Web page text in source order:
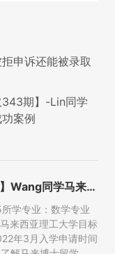
申诉还能被录取
期】-Lin同学
案例
马来西亚留学-【博士offer310期】Wang同学马来西亚
学专业：数学专业
来西亚理工大学目标
年3月入学申请时间